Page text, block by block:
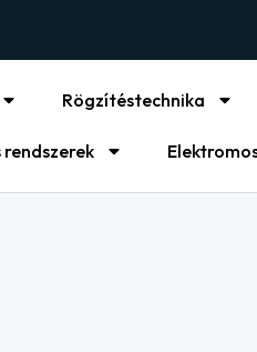
Rögzítéstechnika
rendszerek